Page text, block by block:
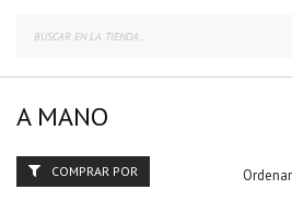
A MANO
COMPRAR POR